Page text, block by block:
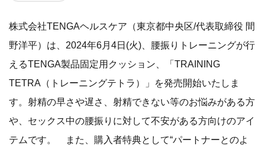
株式会社TENGAヘルスケア（東京都中央区/代表取締役 間
野洋平）は、2024年6月4日(火)、腰振りトレーニングが行
えるTENGA製品固定用クッション、「TRAINING
TETRA（トレーニングテトラ）」を発売開始いたしま
す。射精の早さや遅さ、射精できない等のお悩みがある方
や、セックス中の腰振りに対して不安がある方向けのアイ
テムです。 また、購入者特典として“パートナーとのよ